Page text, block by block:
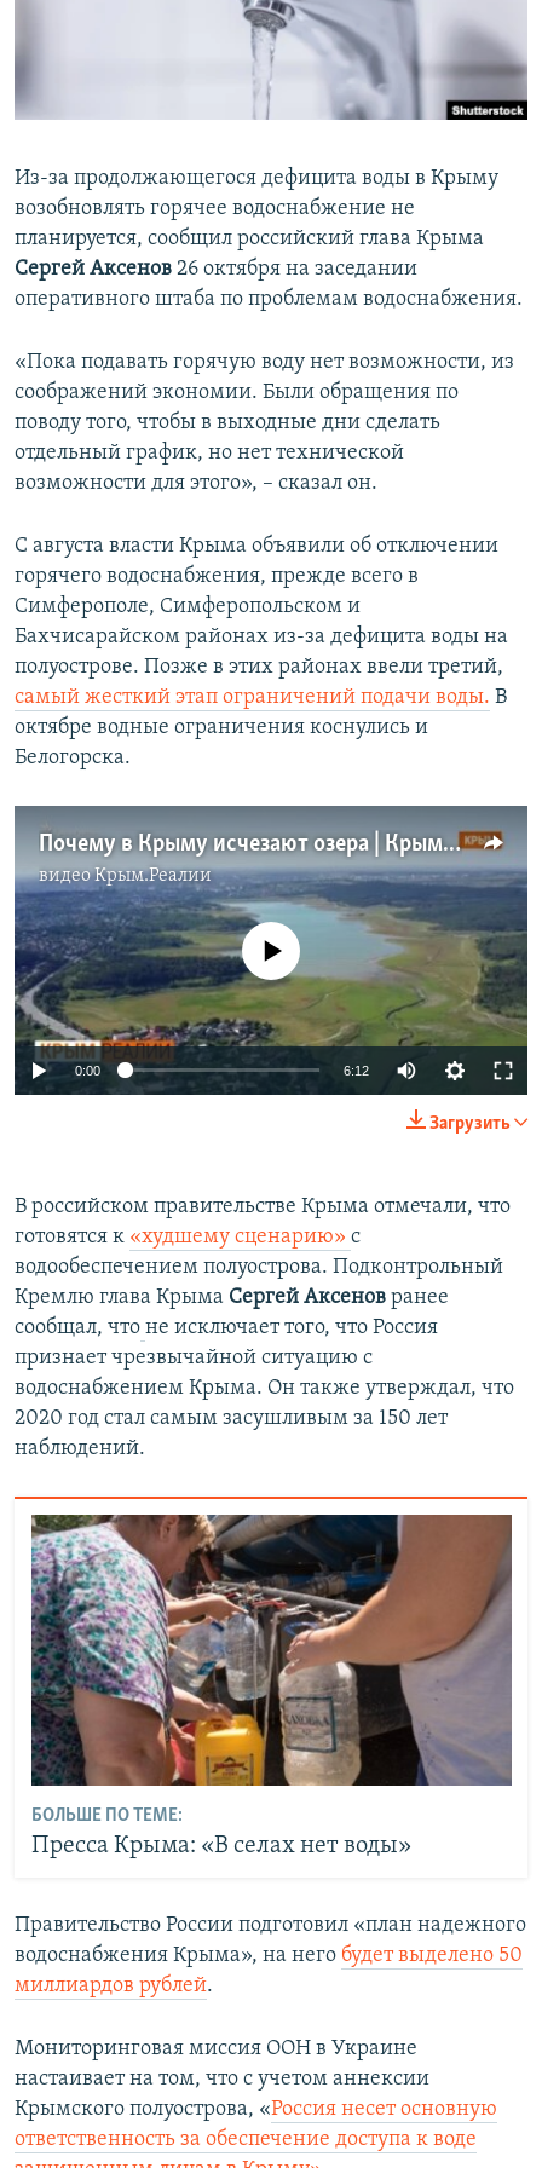
Все сайты RFE/RL
Из-за продолжающегося дефицита воды в Крыму
возобновлять горячее водоснабжение не
планируется, сообщил российский глава Крыма
Сергей Аксенов 26 октября на заседании
оперативного штаба по проблемам водоснабжения.
«Пока подавать горячую воду нет возможности, из
соображений экономии. Были обращения по
поводу того, чтобы в выходные дни сделать
отдельный график, но нет технической
возможности для этого», – сказал он.
С августа власти Крыма объявили об отключении
горячего водоснабжения, прежде всего в
Симферополе, Симферопольском и
Бахчисарайском районах из-за дефицита воды на
полуострове. Позже в этих районах ввели третий,
самый жесткий этап ограничений подачи воды. В
октябре водные ограничения коснулись и
Белогорска.
Почему в Крыму исчезают озера | Крым.Реалии ТВ (видео)
видеоКрым.Реалии
720p 1080p
No media source currently available
0:00 6:12
240p
1080p
Загрузить
В российском правительстве Крыма отмечали, что
готовятся к «худшему сценарию» с
водообеспечением полуострова. Подконтрольный
Кремлю глава Крыма Сергей Аксенов ранее
сообщал, что не исключает того, что Россия
признает чрезвычайной ситуацию с
водоснабжением Крыма. Он также утверждал, что
2020 год стал самым засушливым за 150 лет
наблюдений.​
БОЛЬШЕ ПО ТЕМЕ:
Пресса Крыма: «В селах нет воды»
Правительство России подготовил «план надежного
водоснабжения Крыма», на него будет выделено 50
миллиардов рублей.
Мониторинговая миссия ООН в Украине
настаивает на том, что с учетом аннексии
Крымского полуострова, «Россия несет основную
ответственность за обеспечение доступа к воде